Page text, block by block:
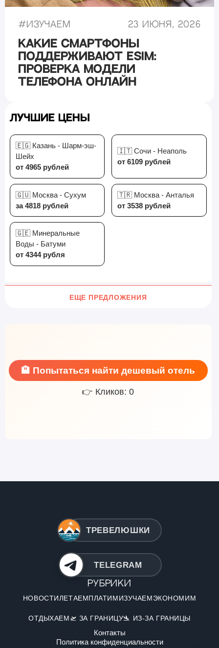
#Изучаем 23 июня, 2026
Какие смартфоны
поддерживают eSIM:
проверка модели
телефона онлайн
Лучшие цены
🇪🇬 Казань - Шарм-эш-
Шейх
от 4965 рублей
🇮🇹 Сочи - Неаполь
от 6109 рублей
🇬🇺 Москва - Сухум
за 4818 рублей
🇹🇷 Москва - Анталья
от 3538 рублей
🇬🇪 Минеральные
Воды - Батуми
от 4344 рубля
ЕЩЕ ПРЕДЛОЖЕНИЯ
🏨 Попытаться найти дешевый отель
👉 Кликов: 0
ТРЕВЕЛЮШКИ
TELEGRAM
Рубрики
НОВОСТИЛЕТАЕМПЛАТИМИЗУЧАЕМЭКОНОМИМ
ОТДЫХАЕМ🛫 ЗА ГРАНИЦУ🛬 ИЗ-ЗА ГРАНИЦЫ
Контакты
Политика конфиденциальности